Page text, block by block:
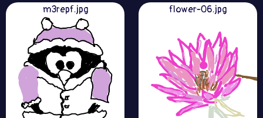
m3repf.jpg flower-06.jpg